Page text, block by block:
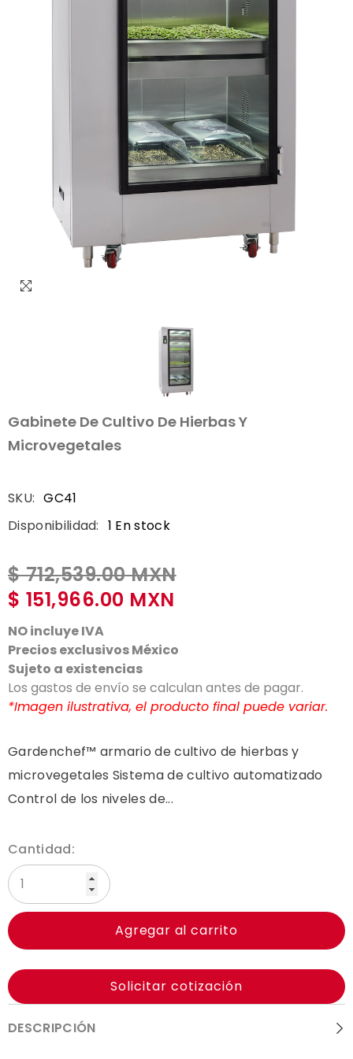
Gabinete De Cultivo De Hierbas Y
Microvegetales
SKU: GC41
Disponibilidad: 1 En stock
$ 712,539.00 MXN
$ 151,966.00 MXN
NO incluye IVA
Precios exclusivos México
Sujeto a existencias
Los gastos de envío se calculan antes de pagar.
*Imagen ilustrativa, el producto final puede variar.
Gardenchef™ armario de cultivo de hierbas y
microvegetales Sistema de cultivo automatizado
Control de los niveles de...
Cantidad:
Agregar al carrito
Solicitar cotización
DESCRIPCIÓN